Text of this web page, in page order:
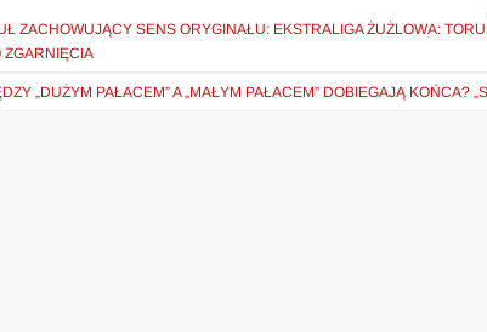
ZACHOWUJĄCY SENS ORYGINAŁU: EKSTRALIGA ŻUŻLOWA:
ZGARNIĘCIA
„DUŻYM PAŁACEM” A „MAŁYM PAŁACEM” DOBIEGAJĄ KOŃCA?